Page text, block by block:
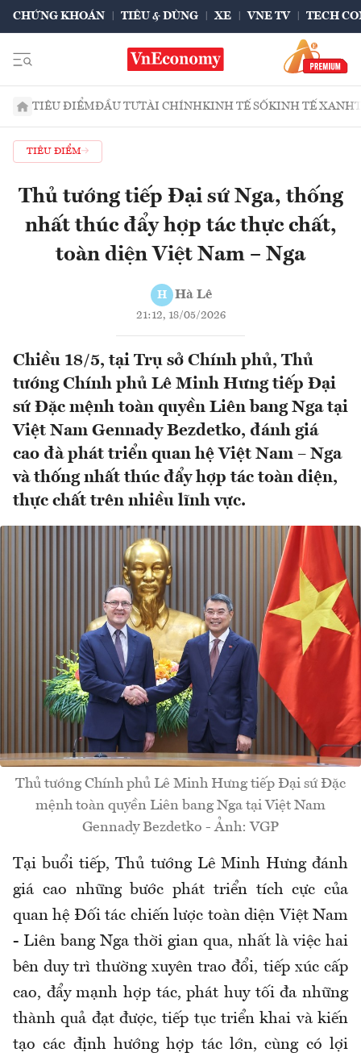
CHỨNG KHOÁN TIÊU & DÙNG XE VNE TV TECH
TIÊU ĐIỂMĐẦU TƯTÀI CHÍNHKINH TẾ SỐKINH TẾ XANH
TIÊU ĐIỂM
Thủ tướng tiếp Đại sứ Nga, thống
nhất thúc đẩy hợp tác thực chất,
toàn diện Việt Nam – Nga
H Hà Lê
21:12, 18/05/2026
Chiều 18/5, tại Trụ sở Chính phủ, Thủ
tướng Chính phủ Lê Minh Hưng tiếp Đại
sứ Đặc mệnh toàn quyền Liên bang Nga tại
Việt Nam Gennady Bezdetko, đánh giá
cao đà phát triển quan hệ Việt Nam – Nga
và thống nhất thúc đẩy hợp tác toàn diện,
thực chất trên nhiều lĩnh vực.
Thủ tướng Chính phủ Lê Minh Hưng tiếp Đại sứ Đặc
mệnh toàn quyền Liên bang Nga tại Việt Nam
Gennady Bezdetko - Ảnh: VGP
Tại buổi tiếp, Thủ tướng Lê Minh Hưng đánh
giá cao những bước phát triển tích cực của
quan hệ Đối tác chiến lược toàn diện Việt Nam
- Liên bang Nga thời gian qua, nhất là việc hai
bên duy trì thường xuyên trao đổi, tiếp xúc cấp
cao, đẩy mạnh hợp tác, phát huy tối đa những
thành quả đạt được, tiếp tục triển khai và kiến
tạo các định hướng hợp tác lớn, cùng có lợi